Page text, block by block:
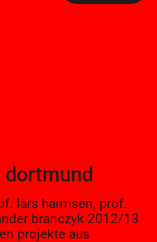
dortmund
lars harmsen, prof.
branczyk 2012/13
projekte aus